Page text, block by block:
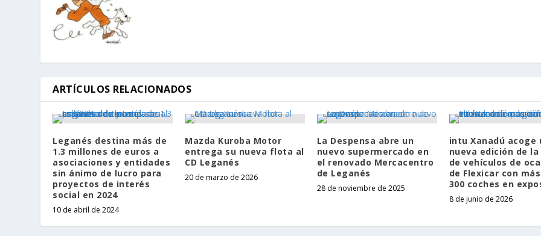
ARTÍCULOS RELACIONADOS
Leganés destina más de
1.3 millones de euros a
asociaciones y entidades
sin ánimo de lucro para
proyectos de interés
social en 2024
10 de abril de 2024
Mazda Kuroba Motor
entrega su nueva flota al
CD Leganés
20 de marzo de 2026
La Despensa abre un
nuevo supermercado en
el renovado Mercacentro
de Leganés
28 de noviembre de 2025
intu Xanadú acoge
nueva edición de
de vehículos de
de Flexicar con
300 coches en
8 de junio de 2026